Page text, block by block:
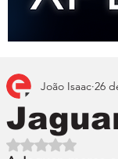
João Isaac 26
Avaliado com